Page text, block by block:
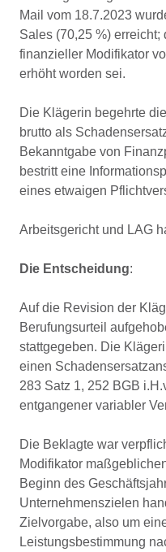
Mail vom 18.7.2023
Sales (70,25 %) erreicht;
finanzieller Modifikator
erhöht worden sei.
Die Klägerin begehrte
brutto als
Bekanntgabe von
bestritt eine
eines etwaigen
Arbeitsgericht und LAG
Die Entscheidung:
Auf die Revision der
Berufungsurteil
stattgegeben. Die
einen
283 Satz 1, 252 BGB
entgangener variabler
Die Beklagte war
Modifikator
Beginn des
Unternehmenszielen
Zielvorgabe, also um
Leistungsbestimmung